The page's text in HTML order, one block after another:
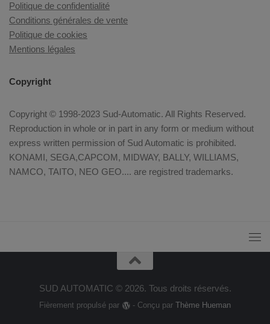
Politique de confidentialité
Conditions générales de vente
Politique de cookies
Mentions légales
Copyright
Copyright © 1998-2023 Sud-Automatic. All Rights Reserved.
Reproduction in whole or in part in any form or medium without
express written permission of Sud Automatic is prohibited.
KONAMI, SEGA,CAPCOM, MIDWAY, BALLY, WILLIAMS,
NAMCO, TAITO, NEO GEO.... are registred trademarks.
SUD AUTOMATIC © 2026. Tous droits réservés.
Fièrement propulsé par - Conçu par Thème Hueman